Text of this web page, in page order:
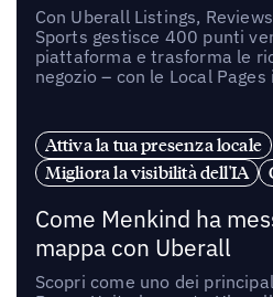
Con Uberall Listings,
Sports gestisce 400 punti
piattaforma e trasforma le
negozio – con le Local
Attiva la tua presenza locale
Migliora la visibilità dell'IA
Come Menkind ha
mappa con Uberall
Scopri come uno dei